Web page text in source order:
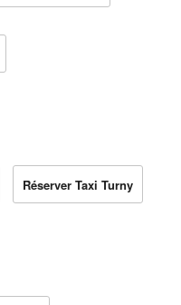
Réserver Taxi Turny